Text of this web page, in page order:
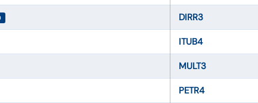
DIRR3
ITUB4
MULT3
PETR4